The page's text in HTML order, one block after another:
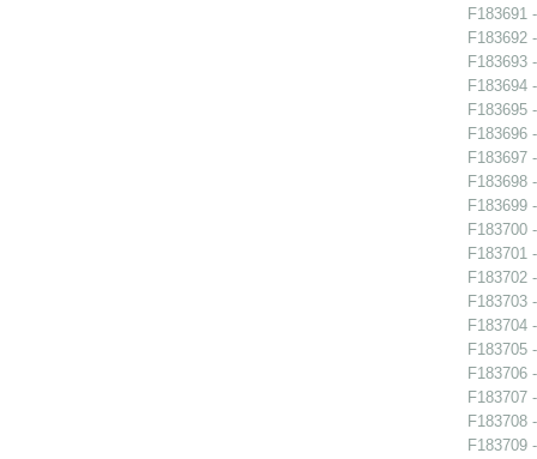
F183691
F183692
F183693
F183694
F183695
F183696
F183697
F183698
F183699
F183700
F183701
F183702
F183703
F183704
F183705
F183706
F183707
F183708
F183709